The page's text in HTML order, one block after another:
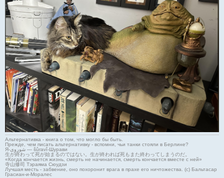
Альтернативка - книга о том, что могло бы быть.
Прежде, чем писать альтернативку - вспомни, чьи танки стояли в Берлине?
Я-شوروی — šûravî-Шурави
生が終わって死が始まるのではない。生が終われば死もまた終わってしまうのだ。
«Когда кончается жизнь, смерть не начинается, смерть кончается вместе с ней»
寺山修司 Тэраяма Сюудзи
Лучшая месть - забвение, оно похоронит врага в прахе его ничтожества. (с) Бальтасар
Грасиан-и-Моралес